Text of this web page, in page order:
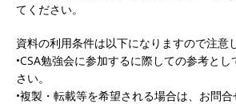
てください。
資料の利用条件は以下になりますので注意
•CSA勉強会に参加するに際しての参考と
さい。
•複製・転載等を希望される場合は、お問